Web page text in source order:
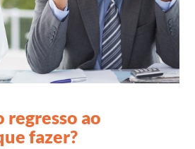
regresso ao
fazer?